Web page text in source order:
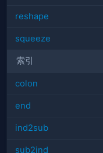
reshape
squeeze
索引
colon
end
ind2sub
sub2ind